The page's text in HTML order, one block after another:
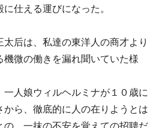
仕える運びになった。
后は、私達の東洋人の商才より
機微の働きを漏れ聞いていた様
人娘ウィルヘルミナが１０歳に
から、徹底的に人の在りようとは
の、一抹の不安を覚えての招聘だ